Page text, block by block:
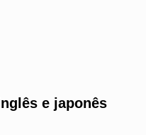
e japonês